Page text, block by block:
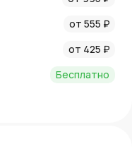
от 555 ₽
от 425 ₽
Бесплатно